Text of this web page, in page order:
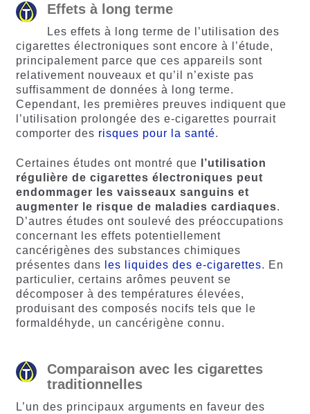
Effets à long terme
Les effets à long terme de l’utilisation des
cigarettes électroniques sont encore à l’étude,
principalement parce que ces appareils sont
relativement nouveaux et qu’il n’existe pas
suffisamment de données à long terme.
Cependant, les premières preuves indiquent que
l’utilisation prolongée des e-cigarettes pourrait
comporter des risques pour la santé.
Certaines études ont montré que
l’utilisation
régulière de cigarettes électroniques peut
endommager
les vaisseaux sanguins et
augmenter
le risque de maladies cardiaques.
D’autres études ont soulevé des préoccupations
concernant les effets potentiellement
cancérigènes des substances chimiques
présentes dans
les liquides des e-cigarettes. En
particulier, certains arômes peuvent se
décomposer à des températures élevées,
produisant des composés nocifs tels que le
formaldéhyde, un cancérigène connu.
Comparaison avec les cigarettes
traditionnelles
L’un des principaux arguments en faveur des